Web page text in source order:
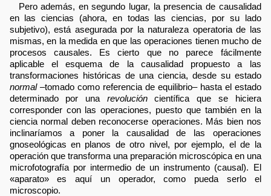
Pero además, en segundo lugar, la presencia de causalidad
en las ciencias (ahora, en todas las ciencias, por su lado
subjetivo), está asegurada por la naturaleza operatoria de las
mismas, en la medida en que las operaciones tienen mucho de
procesos causales. Es cierto que no parece fácilmente
aplicable el esquema de la causalidad propuesto a las
transformaciones históricas de una ciencia, desde su estado
normal–tomado como referencia de equilibrio– hasta el estado
determinado por una revolucióncientífica que se hiciera
corresponder con las operaciones, puesto que también en la
ciencia normal deben reconocerse operaciones. Más bien nos
inclinaríamos a poner la causalidad de las operaciones
gnoseológicas en planos de otro nivel, por ejemplo, el de la
operación que transforma una preparación microscópica en una
microfotografía por intermedio de un instrumento (causal). El
«aparato» es aquí un operador, como pueda serlo el
microscopio.